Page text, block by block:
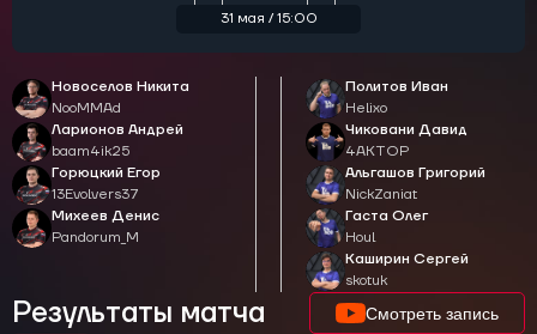
Новоселов Никита
NooMMAd
Ларионов Андрей
baam4ik25
Горюцкий Егор
13Evolvers37
Михеев Денис
Pandorum_M
31 мая / 15:00
Политов Иван
Helixo
Чиковани Давид
4AKTOP
Альгашов Григорий
NickZaniat
Гаста Олег
Houl
Каширин Сергей
skotuk
Результаты матча Смотреть запись